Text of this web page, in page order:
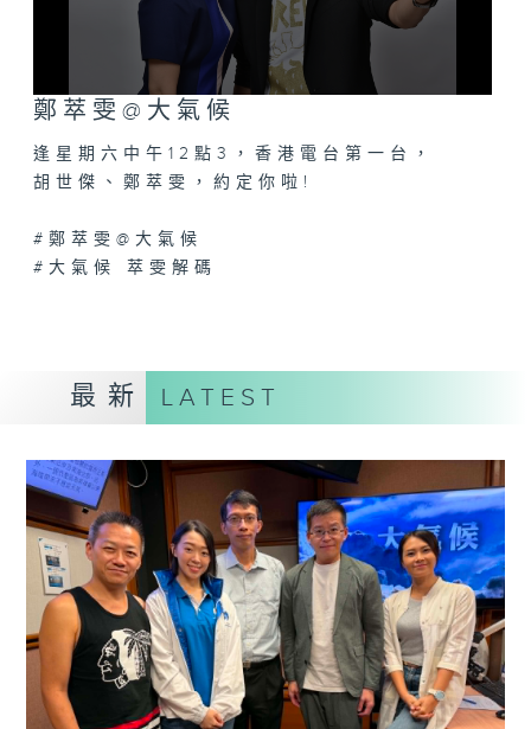
0
seconds
of
0
seconds
鄭萃雯@大氣候
逢星期六中午12點3，香港電台第一台，
胡世傑、鄭萃雯，約定你啦!
#鄭萃雯@大氣候
#大氣候 萃雯解碼
最新 LATEST